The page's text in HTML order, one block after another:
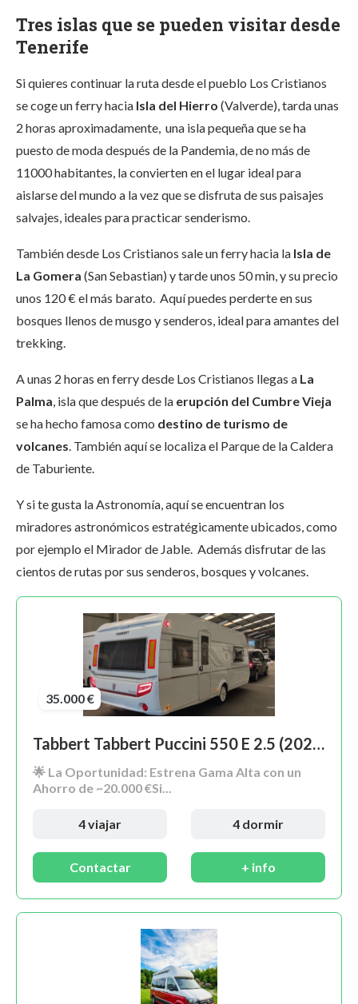
Tres islas que se pueden visitar desde
Tenerife
Si quieres continuar la ruta desde el pueblo Los Cristianos
se coge un ferry hacia Isla del Hierro (Valverde), tarda unas
2 horas aproximadamente, una isla pequeña que se ha
puesto de moda después de la Pandemia, de no más de
11000 habitantes, la convierten en el lugar ideal para
aislarse del mundo a la vez que se disfruta de sus paisajes
salvajes, ideales para practicar senderismo.
También desde Los Cristianos sale un ferry hacia la Isla de
La Gomera (San Sebastian) y tarde unos 50 min, y su precio
unos 120 € el más barato. Aquí puedes perderte en sus
bosques llenos de musgo y senderos, ideal para amantes del
trekking.
A unas 2 horas en ferry desde Los Cristianos llegas a La
Palma, isla que después de la erupción del Cumbre Vieja
se ha hecho famosa como destino de turismo de
volcanes. También aquí se localiza el Parque de la Caldera
de Taburiente.
Y si te gusta la Astronomía, aquí se encuentran los
miradores astronómicos estratégicamente ubicados, como
por ejemplo el Mirador de Jable. Además disfrutar de las
cientos de rutas por sus senderos, bosques y volcanes.
35.000 €
Tabbert Tabbert Puccini 550 E 2.5 (2022) – Estado Impecable / Reestreno (Solo 2.800 km)
🌟 La Oportunidad: Estrena Gama Alta con un
Ahorro de ~20.000 €Si...
4 viajar 4 dormir
Contactar + info